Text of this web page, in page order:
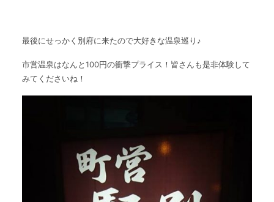
最後にせっかく別府に来たので大好きな温泉巡り♪
市営温泉はなんと100円の衝撃プライス！皆さんも是非体験して
みてくださいね！